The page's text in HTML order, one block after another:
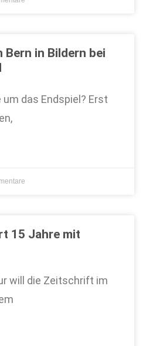
Bern in Bildern bei
um das Endspiel? Erst
15 Jahre mit
will die Zeitschrift im